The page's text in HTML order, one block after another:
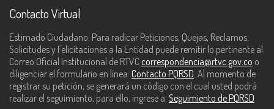
Contacto Virtual
Estimado Ciudadano: Para radicar Peticiones, Quejas, Reclamos,
Solicitudes y Felicitaciones a la Entidad puede remitir lo pertinente al
Correo Oficial Institucional de RTVC correspondencia@rtvc.gov.co o
diligenciar el formulario en línea: Contacto PQRSD. Al momento de
registrar su petición, se generará un código con el cual usted podrá
realizar el seguimiento, para ello, ingrese a: Seguimiento de PQRSD